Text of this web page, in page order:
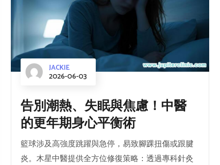
JACKIE
2026-06-03
告別潮熱、失眠與焦慮！中醫
的更年期身心平衡術
籃球涉及高強度跳躍與急停，易致腳踝扭傷或跟腱
炎。木星中醫提供全方位修復策略：透過專科針灸